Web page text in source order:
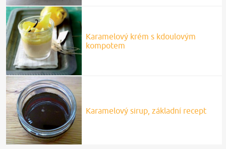
Karamelový krém s kdoulovým
kompotem
Karamelový sirup, základní recept